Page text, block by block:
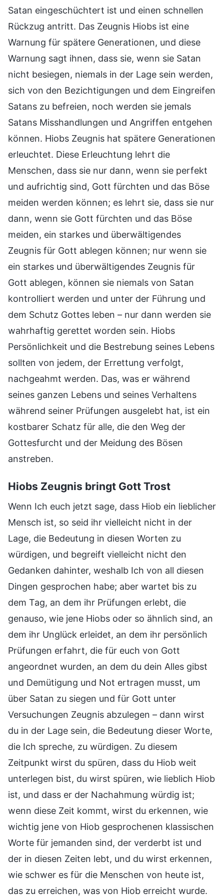
Satan eingeschüchtert ist und einen schnellen
Rückzug antritt. Das Zeugnis Hiobs ist eine
Warnung für spätere Generationen, und diese
Warnung sagt ihnen, dass sie, wenn sie Satan
nicht besiegen, niemals in der Lage sein werden,
sich von den Bezichtigungen und dem Eingreifen
Satans zu befreien, noch werden sie jemals
Satans Misshandlungen und Angriffen entgehen
können. Hiobs Zeugnis hat spätere Generationen
erleuchtet. Diese Erleuchtung lehrt die
Menschen, dass sie nur dann, wenn sie perfekt
und aufrichtig sind, Gott fürchten und das Böse
meiden werden können; es lehrt sie, dass sie nur
dann, wenn sie Gott fürchten und das Böse
meiden, ein starkes und überwältigendes
Zeugnis für Gott ablegen können; nur wenn sie
ein starkes und überwältigendes Zeugnis für
Gott ablegen, können sie niemals von Satan
kontrolliert werden und unter der Führung und
dem Schutz Gottes leben – nur dann werden sie
wahrhaftig gerettet worden sein. Hiobs
Persönlichkeit und die Bestrebung seines Lebens
sollten von jedem, der Errettung verfolgt,
nachgeahmt werden. Das, was er während
seines ganzen Lebens und seines Verhaltens
während seiner Prüfungen ausgelebt hat, ist ein
kostbarer Schatz für alle, die den Weg der
Gottesfurcht und der Meidung des Bösen
anstreben.
Hiobs Zeugnis bringt Gott Trost
Wenn Ich euch jetzt sage, dass Hiob ein lieblicher
Mensch ist, so seid ihr vielleicht nicht in der
Lage, die Bedeutung in diesen Worten zu
würdigen, und begreift vielleicht nicht den
Gedanken dahinter, weshalb Ich von all diesen
Dingen gesprochen habe; aber wartet bis zu
dem Tag, an dem ihr Prüfungen erlebt, die
genauso, wie jene Hiobs oder so ähnlich sind, an
dem ihr Unglück erleidet, an dem ihr persönlich
Prüfungen erfahrt, die für euch von Gott
angeordnet wurden, an dem du dein Alles gibst
und Demütigung und Not ertragen musst, um
über Satan zu siegen und für Gott unter
Versuchungen Zeugnis abzulegen – dann wirst
du in der Lage sein, die Bedeutung dieser Worte,
die Ich spreche, zu würdigen. Zu diesem
Zeitpunkt wirst du spüren, dass du Hiob weit
unterlegen bist, du wirst spüren, wie lieblich Hiob
ist, und dass er der Nachahmung würdig ist;
wenn diese Zeit kommt, wirst du erkennen, wie
wichtig jene von Hiob gesprochenen klassischen
Worte für jemanden sind, der verderbt ist und
der in diesen Zeiten lebt, und du wirst erkennen,
wie schwer es für die Menschen von heute ist,
das zu erreichen, was von Hiob erreicht wurde.